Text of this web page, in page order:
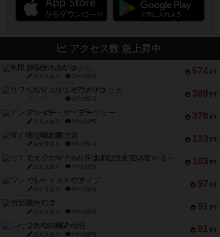
アクセス数 急上昇中
574 PT
無限まちがいさがし
紹介文あり 2件の投稿
389 PT
リワイルド：サウスアメリカ
2件の投稿
378 PT
アンダー・ザ・テーブラー
紹介文あり 1件の投稿
133 PT
宵と暁の呪文書
紹介文あり 8件の投稿
103 PT
セミファイナル ～お前はまだ生きている～
紹介文あり 1件の投稿
97 PT
ワン・トゥ・ファイブ
紹介文あり 1件の投稿
91 PT
南北戦争
紹介文あり 1件の投稿
91 PT
ふたつの城の物語
紹介文あり 6件の投稿